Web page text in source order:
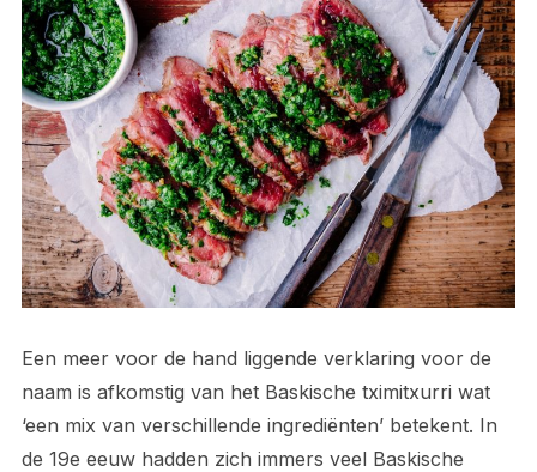
Een meer voor de hand liggende verklaring voor de
naam is afkomstig van het Baskische tximitxurri wat
‘een mix van verschillende ingrediënten’ betekent. In
de 19e eeuw hadden zich immers veel Baskische